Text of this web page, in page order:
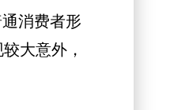
消费者形
大意外，